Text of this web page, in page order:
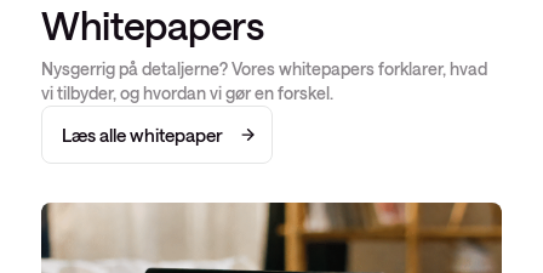
Whitepapers
Nysgerrig på detaljerne? Vores whitepapers forklarer, hvad
vi tilbyder, og hvordan vi gør en forskel.
Læs alle whitepaper